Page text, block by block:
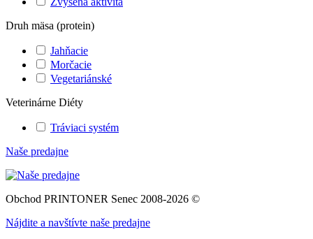
Druh mäsa (protein)
Jahňacie
Morčacie
Vegetariánské
Veterinárne Diéty
Tráviaci systém
Naše predajne
Obchod PRINTONER Senec 2008-2026 ©
Nájdite a navštívte naše predajne